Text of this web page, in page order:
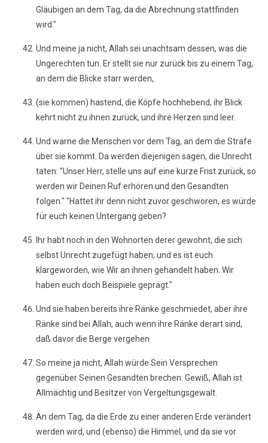
Gläubigen an dem Tag, da die Abrechnung stattfinden
wird."
Und meine ja nicht, Allah sei unachtsam dessen, was die
Ungerechten tun. Er stellt sie nur zurück bis zu einem Tag,
an dem die Blicke starr werden,
(sie kommen) hastend, die Köpfe hochhebend; ihr Blick
kehrt nicht zu ihnen zurück, und ihre Herzen sind leer.
Und warne die Menschen vor dem Tag, an dem die Strafe
über sie kommt. Da werden diejenigen sagen, die Unrecht
taten: "Unser Herr, stelle uns auf eine kurze Frist zurück, so
werden wir Deinen Ruf erhören und den Gesandten
folgen." "Hattet ihr denn nicht zuvor geschworen, es würde
für euch keinen Untergang geben?
Ihr habt noch in den Wohnorten derer gewohnt, die sich
selbst Unrecht zugefügt haben, und es ist euch
klargeworden, wie Wir an ihnen gehandelt haben. Wir
haben euch doch Beispiele geprägt."
Und sie haben bereits ihre Ränke geschmiedet, aber ihre
Ränke sind bei Allah, auch wenn ihre Ränke derart sind,
daß davor die Berge vergehen.
So meine ja nicht, Allah würde Sein Versprechen
gegenüber Seinen Gesandten brechen. Gewiß, Allah ist
Allmächtig und Besitzer von Vergeltungsgewalt.
An dem Tag, da die Erde zu einer anderen Erde verändert
werden wird, und (ebenso) die Himmel, und da sie vor